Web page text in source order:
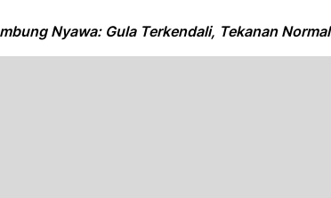
Nyawa: Gula Terkendali, Tekanan Normal